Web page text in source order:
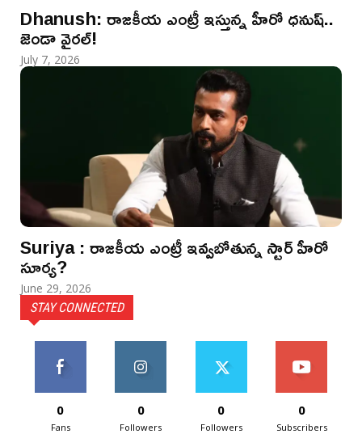
Dhanush: రాజకీయ ఎంట్రీ ఇస్తున్న హీరో ధనుష్..
జెండా వైరల్!
July 7, 2026
Suriya : రాజకీయ ఎంట్రీ ఇవ్వబోతున్న స్టార్ హీరో
సూర్య?
June 29, 2026
STAY CONNECTED
0
Fans
0
Followers
0
Followers
0
Subscribers